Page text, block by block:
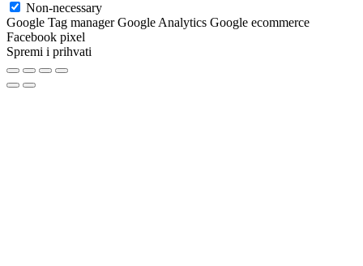
Non-necessary
Google Tag manager Google Analytics Google ecommerce
Facebook pixel
Spremi i prihvati